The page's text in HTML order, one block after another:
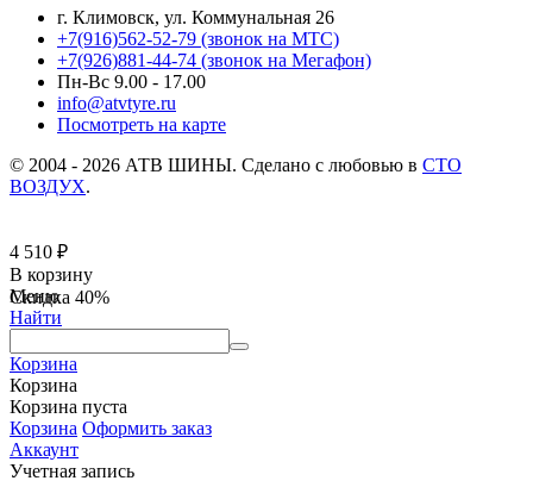
Скидка 40%
г. Климовск, ул. Коммунальная 26
+7(916)562-52-79 (звонок на МТС)
+7(926)881-44-74 (звонок на Мегафон)
Пн-Вс 9.00 - 17.00
info@atvtyre.ru
Посмотреть на карте
© 2004 - 2026 АТВ ШИНЫ. Сделано с любовью в СТО
ВОЗДУХ.
4 510 ₽
В корзину
Меню
Найти
Корзина
Корзина
Корзина пуста
Корзина Оформить заказ
Аккаунт
Учетная запись